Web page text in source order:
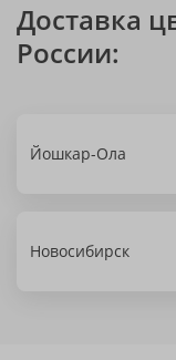
Доставка
России:
Йошкар-Ола
Новосибирск